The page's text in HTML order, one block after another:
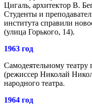
Цигаль, архитектор В.
Студенты и
института справили
(улица Горького, 14).
1963 год
Самодеятельному
(режиссер Николай
народного театра.
1964 год